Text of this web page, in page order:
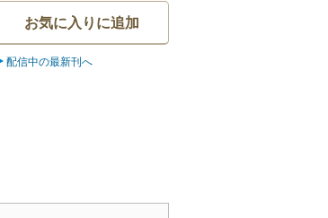
お気に入りに追加
配信中の最新刊へ